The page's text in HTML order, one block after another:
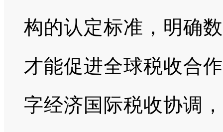
构的认定标准，明确
才能促进全球税收合
字经济国际税收协调